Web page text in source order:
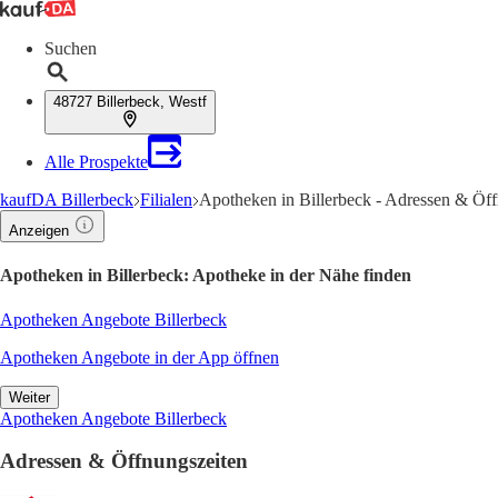
Suchen
48727 Billerbeck, Westf
Alle Prospekte
kaufDA Billerbeck Filialen Apotheken in Billerbeck - Adressen &
Anzeigen
Apotheken in Billerbeck: Apotheke in der Nähe finden
Apotheken Angebote Billerbeck
Apotheken Angebote in der App öffnen
Weiter
Apotheken Angebote Billerbeck
Adressen & Öffnungszeiten